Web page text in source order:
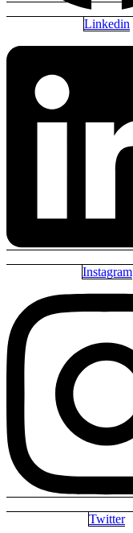
Linkedin
Instagram
Twitter